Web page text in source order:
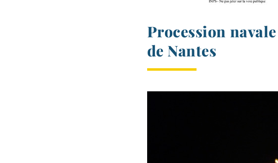
Procession
de Nantes